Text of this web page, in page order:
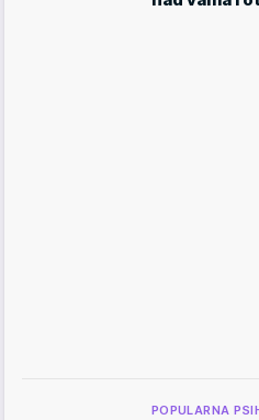
POPULARNA